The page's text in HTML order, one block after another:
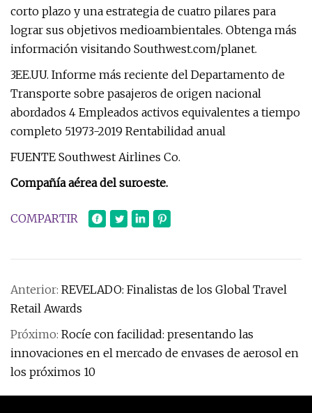
corto plazo y una estrategia de cuatro pilares para
lograr sus objetivos medioambientales. Obtenga más
información visitando Southwest.com/planet.
3EE.UU. Informe más reciente del Departamento de
Transporte sobre pasajeros de origen nacional
abordados 4 Empleados activos equivalentes a tiempo
completo 51973-2019 Rentabilidad anual
FUENTE Southwest Airlines Co.
Compañía aérea del suroeste.
COMPARTIR
Anterior: REVELADO: Finalistas de los Global Travel
Retail Awards
Próximo: Rocíe con facilidad: presentando las
innovaciones en el mercado de envases de aerosol en
los próximos 10